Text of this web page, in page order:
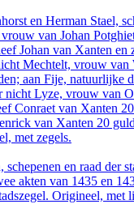
en Herman Stael,
van Johan
Johan van Xanten
Mechtelt, vrouw
aan Fije, natuurlijke
nicht Lyze, vrouw van
Conraet van Xanten
van Xanten 20
met zegels.
schepenen en raad der
akten van 1435 en
Origineel, met